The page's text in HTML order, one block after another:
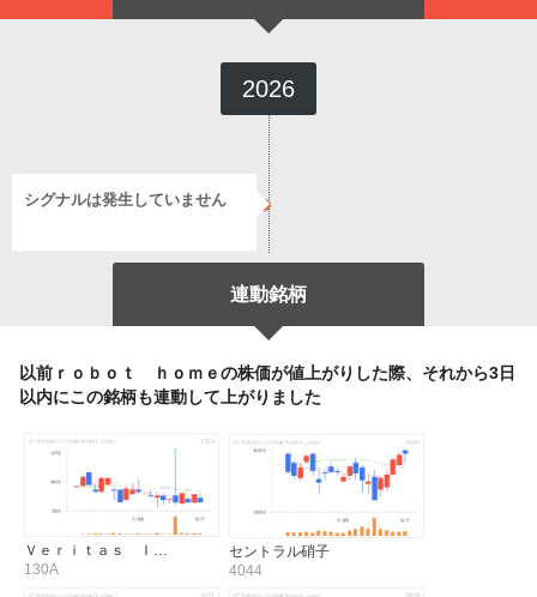
2026
シグナルは発生していません
連動銘柄
以前ｒｏｂｏｔ ｈｏｍｅの株価が値上がりした際、それから3日
以内にこの銘柄も連動して上がりました
Ｖｅｒｉｔａｓ Ｉ…
130A
セントラル硝子
4044